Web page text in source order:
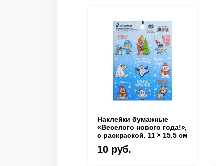
Наклейки бумажные
«Веселого нового года!»,
c раскраской, 11 × 15,5 см
10 руб.